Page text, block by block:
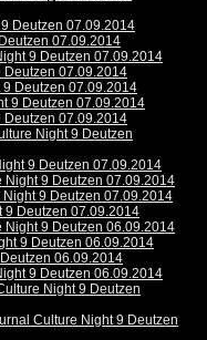
Deutzen 07.09.2014
07.09.2014
9 Deutzen 07.09.2014
Deutzen 07.09.2014
Deutzen 07.09.2014
9 Deutzen 07.09.2014
Deutzen 07.09.2014
Night 9 Deutzen
9 Deutzen 07.09.2014
Night 9 Deutzen 07.09.2014
9 Deutzen 07.09.2014
9 Deutzen 07.09.2014
Night 9 Deutzen 06.09.2014
9 Deutzen 06.09.2014
06.09.2014
9 Deutzen 06.09.2014
Night 9 Deutzen
Culture Night 9 Deutzen